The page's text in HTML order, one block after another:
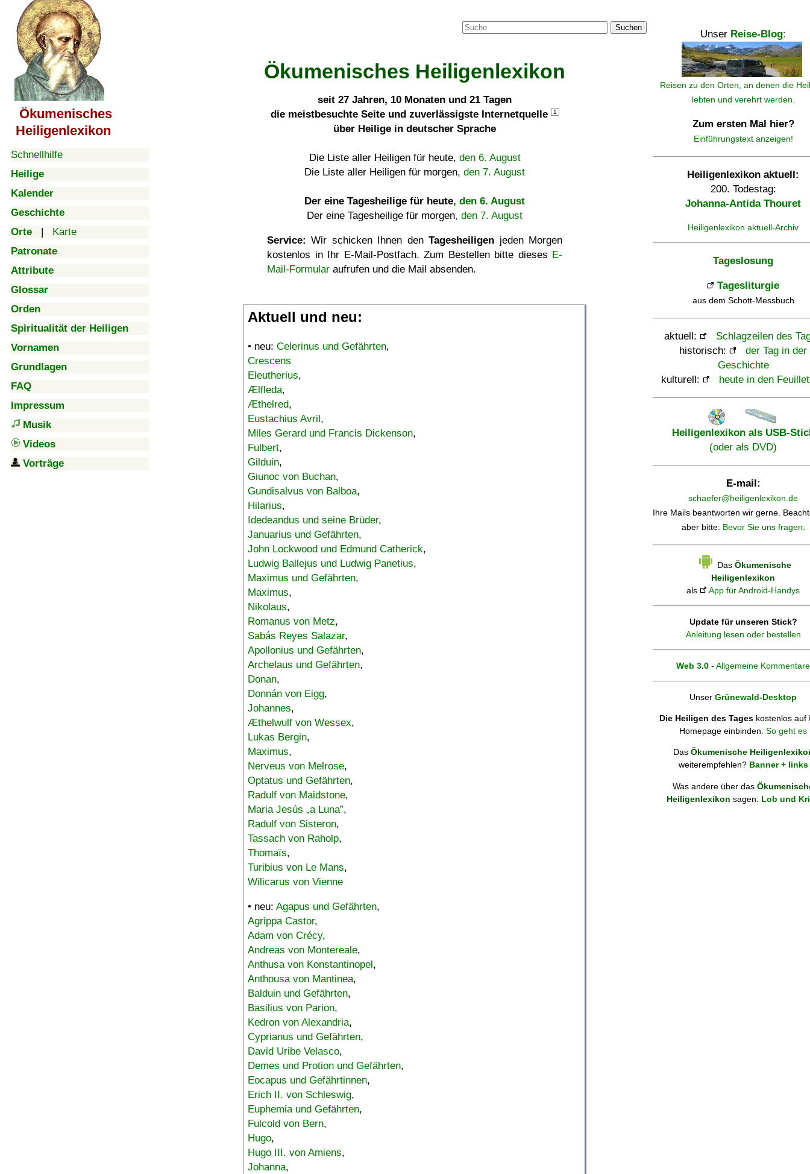
Ökumenisches
Heiligenlexikon
Schnellhilfe
Heilige
Kalender
Geschichte
Orte | Karte
Patronate
Attribute
Glossar
Orden
Spiritualität der Heiligen
Vornamen
Grundlagen
FAQ
Impressum
Musik
Videos
Vorträge
Suchen
Ökumenisches Heiligenlexikon
seit 27 Jahren, 10 Monaten und 21 Tagen
die meistbesuchte Seite und zuverlässigste Internetquelle
1
über Heilige in deutscher Sprache
Die Liste aller Heiligen für heute, den 6. August
Die Liste aller Heiligen für morgen, den 7. August
Der eine Tagesheilige für heute, den 6. August
Der eine Tagesheilige für morgen, den 7. August
Service: Wir schicken Ihnen denTagesheiligen jeden Morgen
kostenlos in Ihr E-Mail-Postfach. Zum Bestellen bitte dieses E-
Mail-Formular aufrufen und die Mail absenden.
Aktuell und neu:
• neu: Celerinus und Gefährten,
Crescens
Eleutherius,
Ælfleda,
Æthelred,
Eustachius Avril,
Miles Gerard und Francis Dickenson,
Fulbert,
Gilduin,
Giunoc von Buchan,
Gundisalvus von Balboa,
Hilarius,
Idedeandus und seine Brüder,
Januarius und Gefährten,
John Lockwood und Edmund Catherick,
Ludwig Ballejus und Ludwig Panetius,
Maximus und Gefährten,
Maximus,
Nikolaus,
Romanus von Metz,
Sabás Reyes Salazar,
Apollonius und Gefährten,
Archelaus und Gefährten,
Donan,
Donnán von Eigg,
Johannes,
Æthelwulf von Wessex,
Lukas Bergin,
Maximus,
Nerveus von Melrose,
Optatus und Gefährten,
Radulf von Maidstone,
Maria Jesús „a Luna”,
Radulf von Sisteron,
Tassach von Raholp,
Thomaïs,
Turibius von Le Mans,
Wilicarus von Vienne
• neu: Agapus und Gefährten,
Agrippa Castor,
Adam von Crécy,
Andreas von Montereale,
Anthusa von Konstantinopel,
Anthousa von Mantinea,
Balduin und Gefährten,
Basilius von Parion,
Kedron von Alexandria,
Cyprianus und Gefährten,
David Uribe Velasco,
Demes und Protion und Gefährten,
Eocapus und Gefährtinnen,
Erich II. von Schleswig,
Euphemia und Gefährten,
Fulcold von Bern,
Hugo,
Hugo III. von Amiens,
Johanna,
Unser Reise-Blog:
Reisen zu den Orten, an denen die
lebten und verehrt werden.
Zum ersten Mal hier?
Einführungstext anzeigen!
Heiligenlexikon aktuell:
200. Todestag:
Johanna-Antida Thouret
Heiligenlexikon aktuell-Archiv
Tageslosung
Tagesliturgie
aus dem Schott-Messbuch
aktuell:
Schlagzeilen des
historisch:
der Tag in der
Geschichte
kulturell:
heute in den
Heiligenlexikon als USB-
(oder als DVD)
E-mail:
schaefer@heiligenlexikon.de
Ihre Mails beantworten wir gerne.
aber bitte: Bevor Sie uns fragen.
Das Ökumenische
Heiligenlexikon
als
App für Android-Handys
Update für unseren Stick?
Anleitung lesen oder bestellen
Web 3.0 - Allgemeine Kommentare
Unser Grünewald-Desktop
Die Heiligen des Tages kostenlos auf
Homepage einbinden: So geht es
Das Ökumenische
weiterempfehlen? Banner + links
Was andere über das
Heiligenlexikon sagen: Lob und